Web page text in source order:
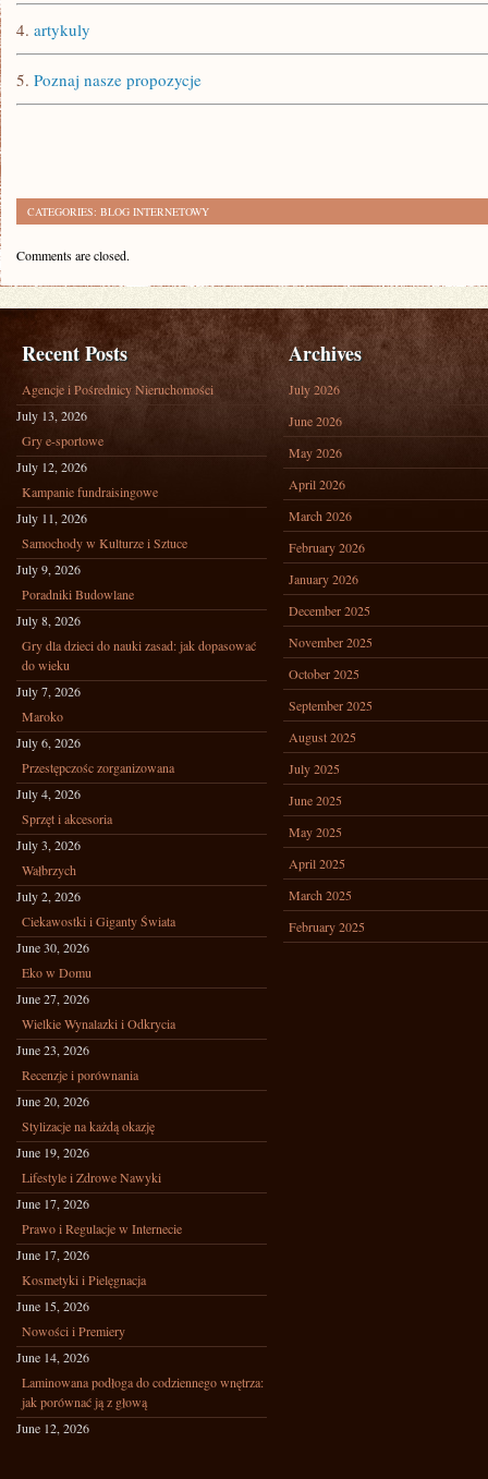
4. artykuly
5. Poznaj nasze propozycje
CATEGORIES: BLOG INTERNETOWY
Comments are closed.
Recent Posts
Agencje i Pośrednicy Nieruchomości
July 13, 2026
Gry e-sportowe
July 12, 2026
Kampanie fundraisingowe
July 11, 2026
Samochody w Kulturze i Sztuce
July 9, 2026
Poradniki Budowlane
July 8, 2026
Gry dla dzieci do nauki zasad: jak dopasować
do wieku
July 7, 2026
Maroko
July 6, 2026
Przestępczośc zorganizowana
July 4, 2026
Sprzęt i akcesoria
July 3, 2026
Wałbrzych
July 2, 2026
Ciekawostki i Giganty Świata
June 30, 2026
Eko w Domu
June 27, 2026
Wielkie Wynalazki i Odkrycia
June 23, 2026
Recenzje i porównania
June 20, 2026
Stylizacje na każdą okazję
June 19, 2026
Lifestyle i Zdrowe Nawyki
June 17, 2026
Prawo i Regulacje w Internecie
June 17, 2026
Kosmetyki i Pielęgnacja
June 15, 2026
Nowości i Premiery
June 14, 2026
Laminowana podłoga do codziennego wnętrza:
jak porównać ją z głową
June 12, 2026
Archives
July 2026
June 2026
May 2026
April 2026
March 2026
February 2026
January 2026
December 2025
November 2025
October 2025
September 2025
August 2025
July 2025
June 2025
May 2025
April 2025
March 2025
February 2025